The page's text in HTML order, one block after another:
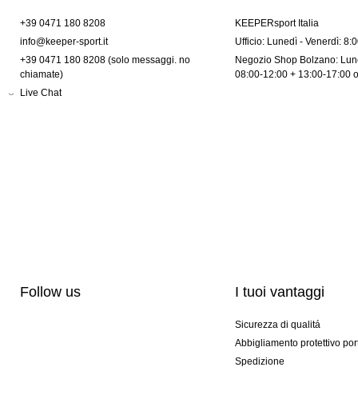
+39 0471 180 8208
info@keeper-sport.it
+39 0471 180 8208 (solo messaggi. no
chiamate)
Live Chat
KEEPERsport Italia
Ufficio: Lunedì - Venerdì:
Negozio Shop Bolzano:
08:00-12:00 + 13:00-17:00
Follow us I tuoi vantaggi
Sicurezza di qualitá
Abbigliamento protettivo
Spedizione